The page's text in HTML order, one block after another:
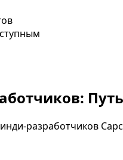
разработчиков